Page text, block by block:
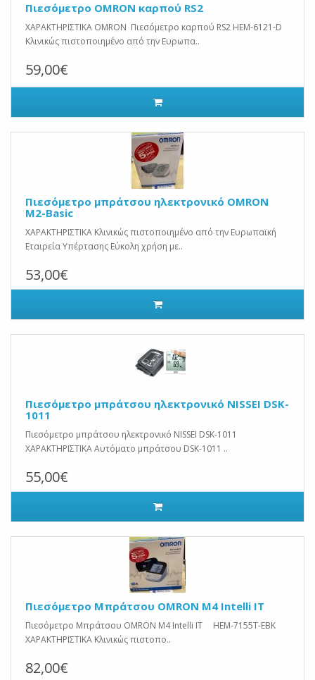
Πιεσόμετρο OMRON καρπού RS2
ΧΑΡΑΚΤΗΡΙΣΤΙΚΑ OMRON Πιεσόμετρο καρπού RS2 HEM-6121-D
Κλινικώς πιστοποιημένο από την Ευρωπα..
59,00€
Πιεσόμετρο μπράτσου ηλεκτρονικό OMRON
M2-Basic
ΧΑΡΑΚΤΗΡΙΣΤΙΚΑ Κλινικώς πιστοποιημένο από την Ευρωπαϊκή
Εταιρεία Υπέρτασης Εύκολη χρήση με..
53,00€
Πιεσόμετρο μπράτσου ηλεκτρονικό NISSEI DSK-
1011
Πιεσόμετρο μπράτσου ηλεκτρονικό NISSEI DSK-1011
ΧΑΡΑΚΤΗΡΙΣΤΙΚΑ Αυτόματο μπράτσου DSK-1011 ..
55,00€
Πιεσόμετρο Μπράτσου OMRON M4 Intelli IT
Πιεσόμετρο Μπράτσου OMRON M4 Intelli IT HEM-7155T-EBK
ΧΑΡΑΚΤΗΡΙΣΤΙΚΑ Κλινικώς πιστοπο..
82,00€